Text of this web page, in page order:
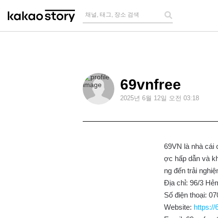
채널, 태그, 장소 검색
69vnfree
2025년 6월 12일 오전 03:18
69VN là nhà cái
ợc hấp dẫn và
ng đến trải
Địa chỉ: 96/3
Số điện thoại:
Website: https://